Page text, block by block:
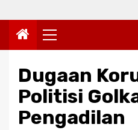
Primary
Menu
Dugaan
Politisi
Pengadilan